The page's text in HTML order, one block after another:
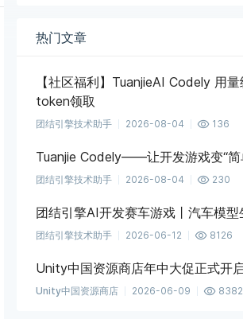
热门文章
【社区福利】TuanjieAI Codely 用
token领取
团结引擎技术助手 2026-08-04 136
Tuanjie Codely——让开发游戏变“简
团结引擎技术助手 2026-08-04 230
团结引擎AI开发赛车游戏丨汽车模型
团结引擎技术助手 2026-06-12 8126
Unity中国资源商店年中大促正式开
Unity中国资源商店 2026-06-09 8382